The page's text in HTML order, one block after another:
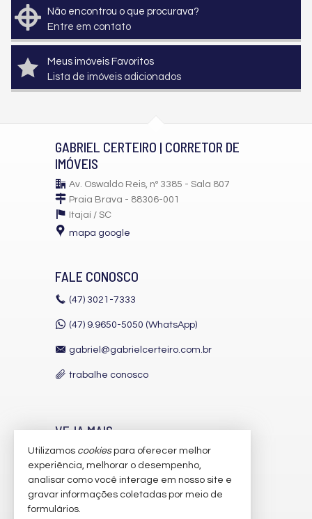
Não encontrou o que procurava?
Entre em contato
Meus imóveis Favoritos
Lista de imóveis adicionados
GABRIEL CERTEIRO | CORRETOR DE
IMÓVEIS
Av. Oswaldo Reis, nº 3385 - Sala 807
Praia Brava - 88306-001
Itajaí / SC
mapa google
FALE CONOSCO
(47) 3021-7333
(47) 9.9650-5050 (WhatsApp)
gabriel@gabrielcerteiro.com.br
trabalhe conosco
VEJA MAIS
receba nosso newsletter
indicadores financeiros
Utilizamos cookiespara oferecer melhor
experiência, melhorar o desempenho,
analisar como você interage em nosso site e
gravar informações coletadas por meio de
formulários.